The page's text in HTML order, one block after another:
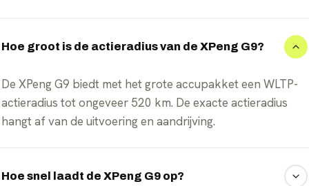
Hoe groot is de actieradius van de XPeng G9?
De XPeng G9 biedt met het grote accupakket een WLTP-
actieradius tot ongeveer 520 km. De exacte actieradius
hangt af van de uitvoering en aandrijving.
Hoe snel laadt de XPeng G9 op?